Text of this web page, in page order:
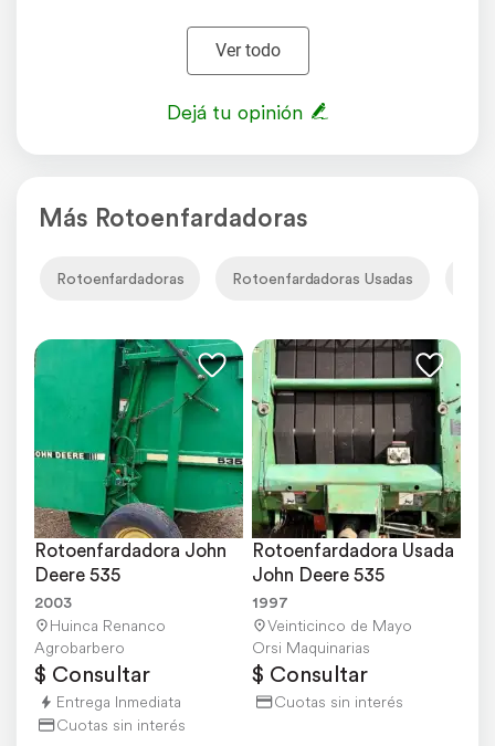
Ver todo
Dejá tu opinión
Más Rotoenfardadoras
Rotoenfardadoras Rotoenfardadoras Usadas
Rotoenfardadora John
Deere 535
2003
Huinca Renanco
Agrobarbero
$ Consultar
Entrega Inmediata
Cuotas sin interés
Rotoenfardadora Usada
John Deere 535
1997
Veinticinco de Mayo
Orsi Maquinarias
$ Consultar
Cuotas sin interés